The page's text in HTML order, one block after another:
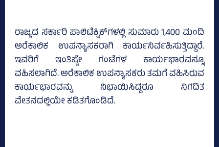
ರಾಜ್ಯದ ಸರ್ಕಾರಿ ಪಾಲಿಟೆಕ್ನಿಕ್‌ಗಳಲ್ಲಿ ಸುಮಾರು 1,400 ಮಂದಿ
ಅರೆಕಾಲಿಕ ಉಪನ್ಯಾಸಕರಾಗಿ ಕಾರ್ಯನಿರ್ವಹಿಸುತ್ತಿದ್ದಾರೆ.
ಇವರಿಗೆ ಇಂತಿಷ್ಟೇ ಗಂಟೆಗಳ ಕಾರ್ಯಭಾರವನ್ನೂ
ವಹಿಸಲಾಗಿದೆ. ಅರೆಕಾಲಿಕ ಉಪನ್ಯಾಸಕರು ತಮಗೆ ವಹಿಸಿರುವ
ಕಾರ್ಯಭಾರವನ್ನು ನಿಭಾಯಿಸಿದ್ದರೂ ನಿಗದಿತ
ವೇತನದಲ್ಲಿಯೇ ಕಡಿತಗೊಂಡಿದೆ.